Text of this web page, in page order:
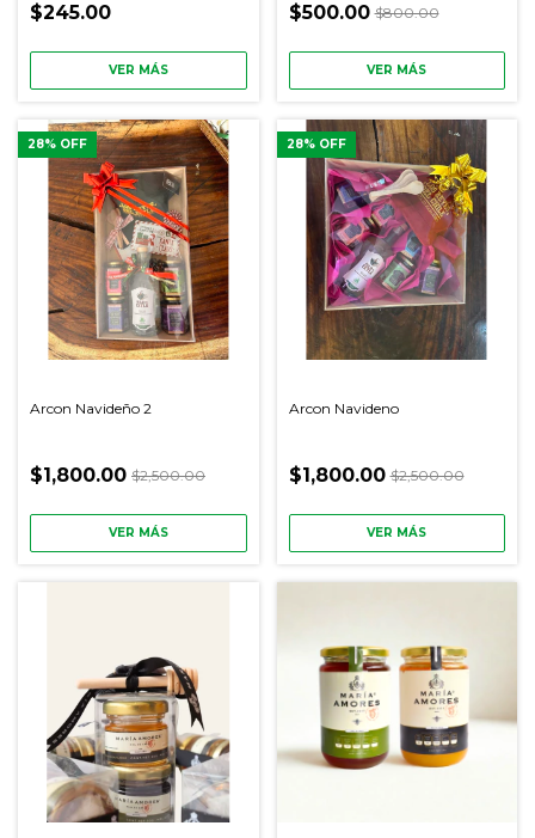
$245.00
VER MÁS
$500.00 $800.00
VER MÁS
28% OFF
Arcon Navideño 2
$1,800.00 $2,500.00
VER MÁS
28% OFF
Arcon Navideno
$1,800.00 $2,500.00
VER MÁS